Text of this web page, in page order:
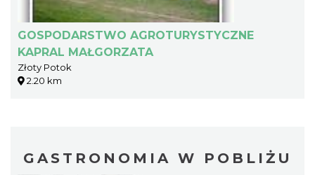
GOSPODARSTWO AGROTURYSTYCZNE
KAPRAL MAŁGORZATA
Złoty Potok
2.20 km
GASTRONOMIA W POBLIŻU